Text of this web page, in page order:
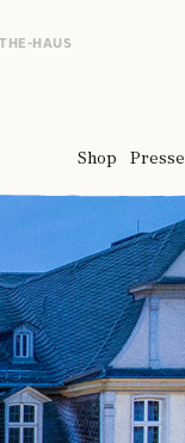
Shop Presse
HAUS